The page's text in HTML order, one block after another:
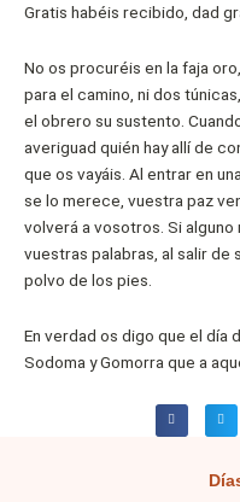
Gratis habéis recibido, dad
No os procuréis en la faja
para el camino, ni dos
el obrero su sustento.
averiguad quién hay allí de
que os vayáis. Al entrar en
se lo merece, vuestra paz
volverá a vosotros. Si
vuestras palabras, al salir de
polvo de los pies.
En verdad os digo que el día
Sodoma y Gomorra que a